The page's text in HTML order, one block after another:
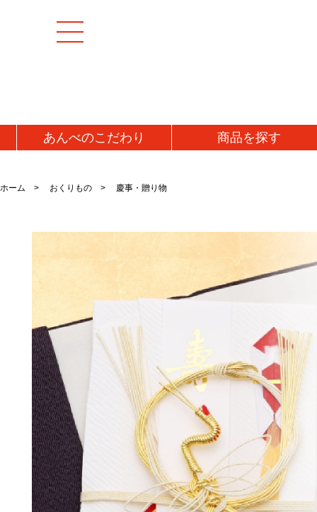
あんべのこだわり 商品を探す
[特集商品]
ラムモモ肉
ラムカタ肉
ラムカタロース肉
ラム特選ロース肉
ラムチョップ
ラムスペアリブ
ラムショートロイン
ラムテンダーロイン
ラムTボーンステーキ
牛タン
豚肉
豚ホルモン
タレ
やみ
ジン
アロ
手前
セ
地ビ
ホーム おくりもの 慶事・贈り物